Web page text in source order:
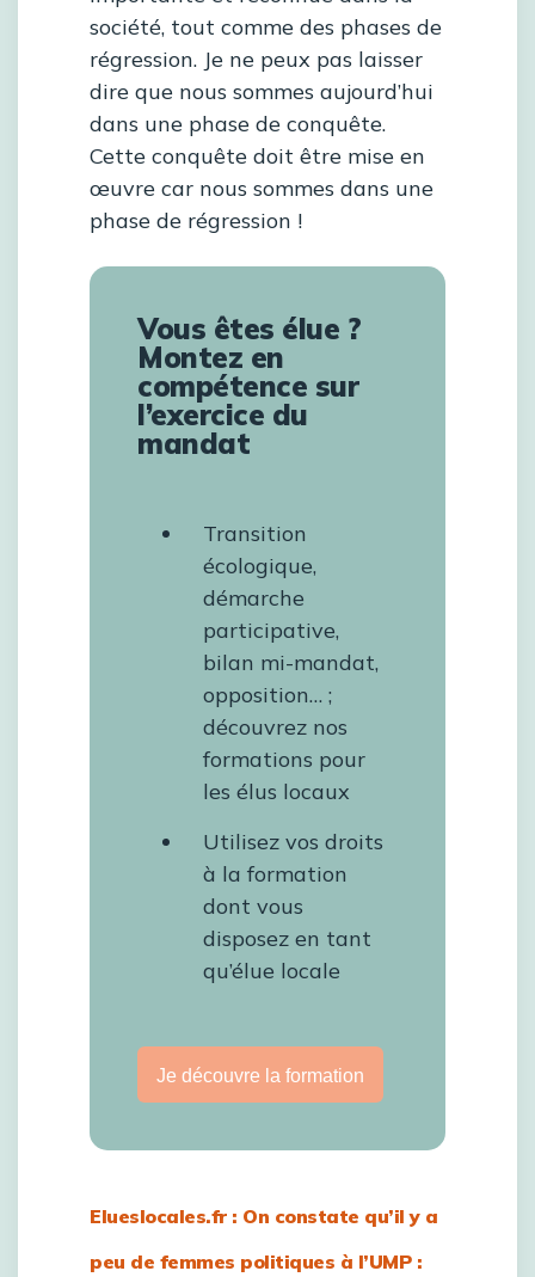
société, tout comme des phases de
régression. Je ne peux pas laisser
dire que nous sommes aujourd’hui
dans une phase de conquête.
Cette conquête doit être mise en
œuvre car nous sommes dans une
phase de régression !
Vous êtes élue ?
Montez en
compétence sur
l’exercice du
mandat
Transition
écologique,
démarche
participative,
bilan mi-mandat,
opposition… ;
découvrez nos
formations pour
les élus locaux
Utilisez vos droits
à la formation
dont vous
disposez en tant
qu’élue locale
Je découvre la formation
Elueslocales.fr : On constate qu’il y a
peu de femmes politiques à l’UMP :